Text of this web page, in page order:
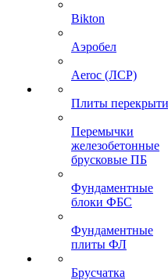
Bikton
Аэробел
Aeroc (ЛСР)
Плиты
Перемычки
железобетонные
брусковые ПБ
Фундаментные
блоки ФБС
Фундаментные
плиты ФЛ
Брусчатка